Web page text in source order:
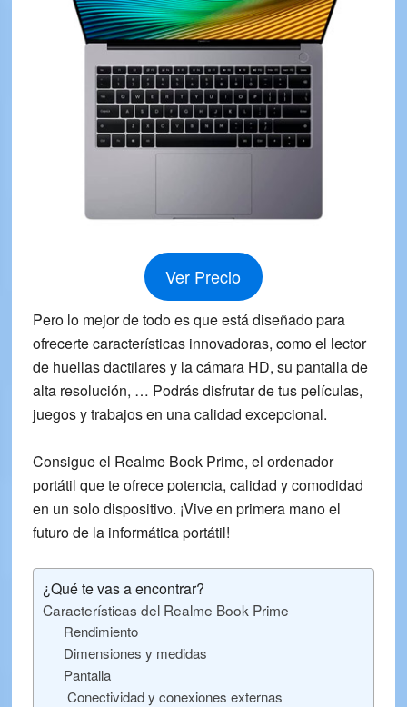
Ver Precio
Pero lo mejor de todo es que está diseñado para
ofrecerte características innovadoras, como el lector
de huellas dactilares y la cámara HD, su pantalla de
alta resolución, … Podrás disfrutar de tus películas,
juegos y trabajos en unacalidad excepcional.
Consigue el Realme Book Prime, el ordenador
portátil que te ofrece potencia, calidad y comodidad
en un solo dispositivo. ¡Vive en primera mano el
futurode la informática portátil!
¿Qué te vas a encontrar?
Características del Realme Book Prime
Rendimiento
Dimensiones y medidas
Pantalla
Conectividad y conexiones externas